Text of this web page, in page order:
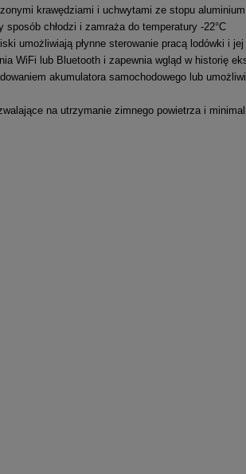
krawędziami i uchwytami ze stopu aluminium
sposób chłodzi i zamraża do temperatury -22°C
umożliwiają płynne sterowanie pracą lodówki i jej
WiFi lub Bluetooth i zapewnia wgląd w historię
akumulatora samochodowego lub
na utrzymanie zimnego powietrza i